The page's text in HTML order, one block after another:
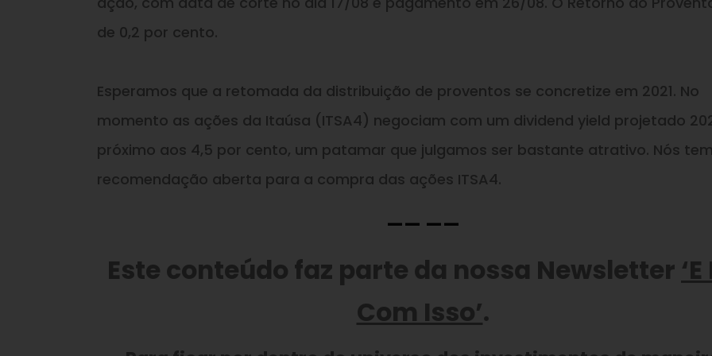
de 0,2 por cento.
Esperamos que a retomada da distribuição de proventos se concretize em 2021. No
momento as ações da Itaúsa (ITSA4) negociam com um dividend yield projetado
próximo aos 4,5 por cento, um patamar que julgamos ser bastante atrativo. Nós
recomendação aberta para a compra das ações ITSA4.
—— ——
Este conteúdo faz parte da nossa Newsletter
Com Isso’.